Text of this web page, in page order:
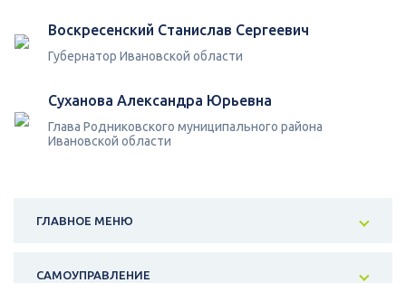
Воскресенский Станислав Сергеевич
Губернатор Ивановской области
Суханова Александра Юрьевна
Глава Родниковского муниципального района
Ивановской области
ГЛАВНОЕ МЕНЮ
САМОУПРАВЛЕНИЕ